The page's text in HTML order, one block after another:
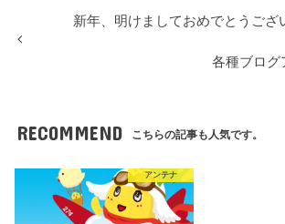
新年、明けましておめでとうござ
各種ブログ
RECOMMEND こちらの記事も人気です。
アンテナ